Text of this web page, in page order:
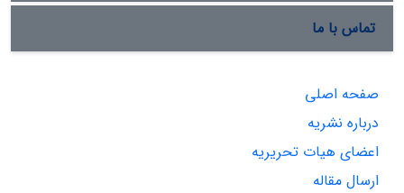
تماس با ما
صفحه اصلی
درباره نشریه
اعضای هیات تحریریه
ارسال مقاله